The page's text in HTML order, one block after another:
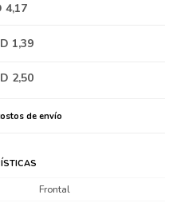
4,17
1,39
2,50
de envío
Frontal